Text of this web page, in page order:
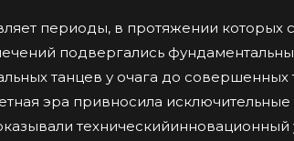
периоды, в протяжении которых
подвергались
танцев у очага до совершенных
эра привносила исключительные
техническийинновационный